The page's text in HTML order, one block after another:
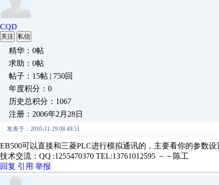
CQD
关注 私信
精华：0帖
求助：0帖
帖子：15帖 | 750回
年度积分：0
历史总积分：1067
注册：2006年2月28日
发表于：2010-11-29 08:49:51
EB500可以直接和三菱PLC进行模拟通讯的，主要看你的参数
技术交流：QQ :1255470370 TEL:13761012595 －－陈工
回复 引用 举报